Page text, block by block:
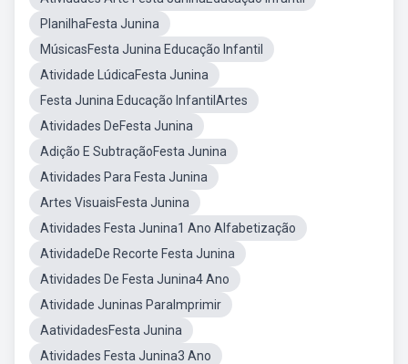
PlanilhaFesta Junina
MúsicasFesta Junina Educação Infantil
Atividade LúdicaFesta Junina
Festa Junina Educação InfantilArtes
Atividades DeFesta Junina
Adição E SubtraçãoFesta Junina
Atividades Para Festa Junina
Artes VisuaisFesta Junina
Atividades Festa Junina1 Ano Alfabetização
AtividadeDe Recorte Festa Junina
Atividades De Festa Junina4 Ano
Atividade Juninas ParaImprimir
AatividadesFesta Junina
Atividades Festa Junina3 Ano